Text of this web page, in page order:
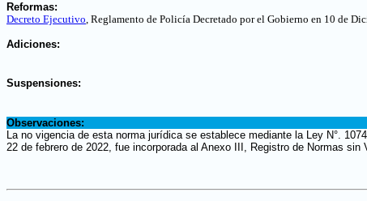
Reformas:
Decreto Ejecutivo, Reglamento de Policía Decretado por el Gobierno en 10 de
Adiciones:
Suspensiones:
Observaciones:
La no vigencia de esta norma jurídica se establece mediante la Ley N°.
22 de febrero de 2022, fue incorporada al Anexo III, Registro de Normas sin